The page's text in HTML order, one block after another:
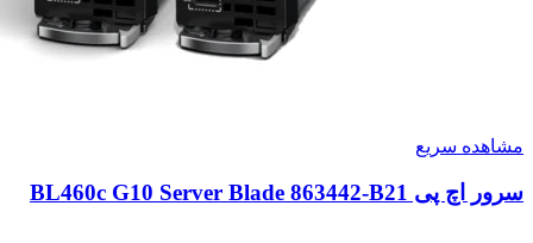
مشاهده سریع
سرور اچ پی BL460c G10 Server Blade 863442-B21